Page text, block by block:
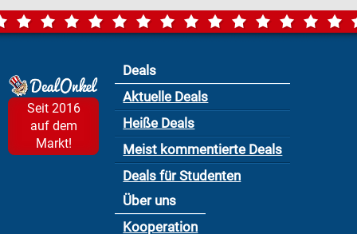
Seit 2016
auf dem
Markt!
Deals
Aktuelle Deals
Heiße Deals
Meist kommentierte Deals
Deals für Studenten
Über uns
Kooperation